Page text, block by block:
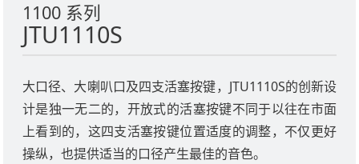
1100 系列
JTU1110S
大口径、大喇叭口及四支活塞按键，JTU1110S的创新设
计是独一无二的，开放式的活塞按键不同于以往在市面
上看到的，这四支活塞按键位置适度的调整，不仅更好
操纵，也提供适当的口径产生最佳的音色。